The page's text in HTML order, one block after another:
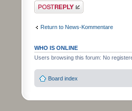
Post a reply
Return to News-Kommentare
WHO IS ONLINE
Users browsing this forum: No
Board index